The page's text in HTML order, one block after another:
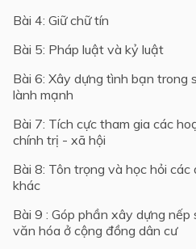
Lớp 9
Lớp 8
Lớp 7
Lớp 5
Lớp 4
Lớp 2
Bài 4: Giữ chữ tín
Bài 5: Pháp luật và kỷ luật
Bài 6: Xây dựng tình bạn trong
lành mạnh
Bài 7: Tích cực tham gia các
chính trị - xã hội
Bài 8: Tôn trọng và học hỏi các
khác
Bài 9 : Góp phần xây dựng nếp
văn hóa ở cộng đồng dân cư